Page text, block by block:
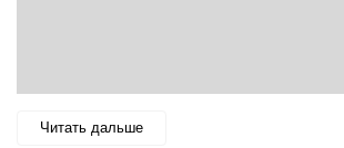
Читать дальше